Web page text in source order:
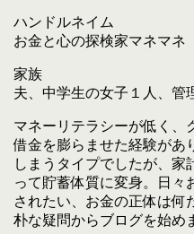
ハンドルネイム
お金と心の探検家マネマネ
家族
夫、中学生の女子１人、管
マネーリテラシーが低く、
借金を膨らませた経験があ
しまうタイプでしたが、家
って貯蓄体質に変身。日々
されたい、お金の正体は何
朴な疑問からブログを始め